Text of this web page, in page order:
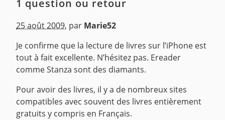
1 question ou retour
25 août 2009, par Marie52
Je confirme que la lecture de livres sur l’iPhone est
tout à fait excellente. N’hésitez pas. Ereader
comme Stanza sont des diamants.
Pour avoir des livres, il y a de nombreux sites
compatibles avec souvent des livres entièrement
gratuits y compris en Français.